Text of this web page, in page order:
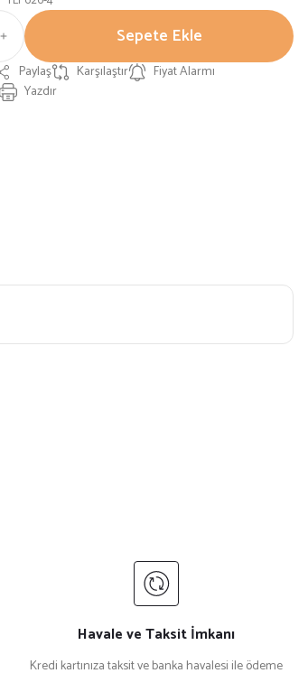
Sepete Ekle
Paylaş Karşılaştır
Fiyat Alarmı
Yazdır
Havale ve Taksit İmkanı
Kredi kartınıza taksit ve banka havalesi ile ödeme